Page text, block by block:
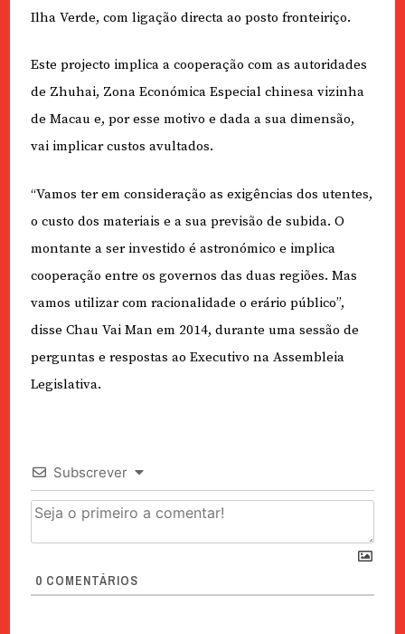
Ilha Verde, com ligação directa ao posto fronteiriço.
Este projecto implica a cooperação com as autoridades
de Zhuhai, Zona Económica Especial chinesa vizinha
de Macau e, por esse motivo e dada a sua dimensão,
vai implicar custos avultados.
“Vamos ter em consideração as exigências dos utentes,
o custo dos materiais e a sua previsão de subida. O
montante a ser investido é astronómico e implica
cooperação entre os governos das duas regiões. Mas
vamos utilizar com racionalidade o erário público”,
disse Chau Vai Man em 2014, durante uma sessão de
perguntas e respostas ao Executivo na Assembleia
Legislativa.
Subscrever
0 COMENTÁRIOS